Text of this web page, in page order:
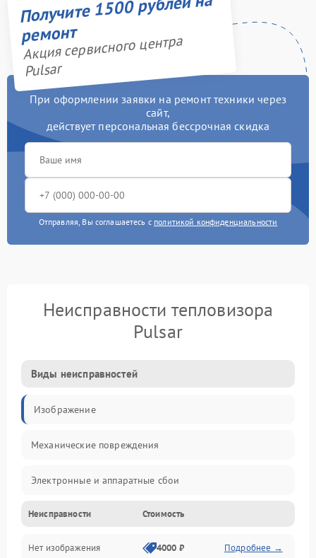
Получите 1500 рублей на
ремонт
Акция сервисного центра
Pulsar
При оформлении заявки на ремонт техники через
сайт,
действует персональная бессрочная скидка
Отправляя, Вы соглашаетесь с политикой конфиденциальности
Неисправности тепловизора
Pulsar
Виды неисправностей
Изображение
Механические повреждения
Электронные и аппаратные сбои
Неисправности сенсора и оптики
Программные ошибки
Неисправности Стоимость
Нет изображения 4000 ₽ Подробнее →